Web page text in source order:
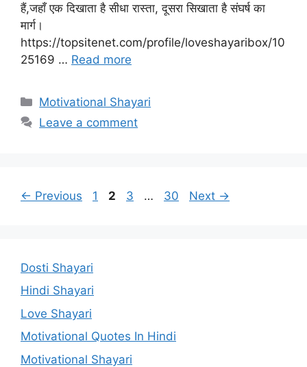
हैं,जहाँ एक दिखाता है सीधा रास्ता, दूसरा सिखाता है संघर्ष का
मार्ग।
https://topsitenet.com/profile/loveshayaribox/10
25169 … Read more
Categories
Motivational Shayari
Leave a comment
← Previous Page
1 Page
2 Page
3 … Page
30 Next →
Dosti Shayari
Hindi Shayari
Love Shayari
Motivational Quotes In Hindi
Motivational Shayari